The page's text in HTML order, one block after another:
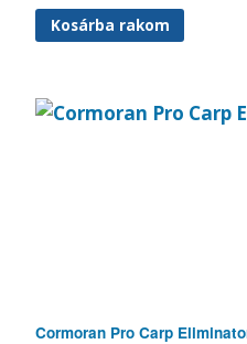
Kosárba rakom
Cormoran Pro Carp